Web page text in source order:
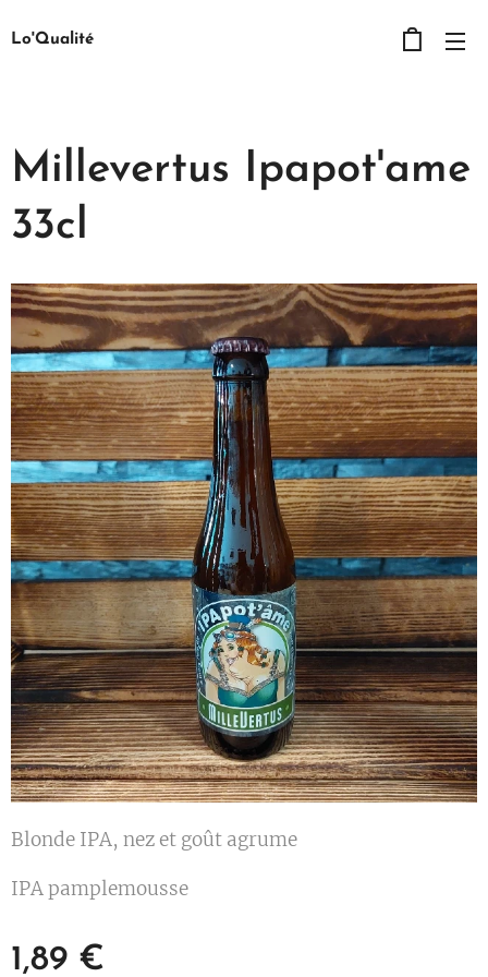
Lo'Qualité
Millevertus Ipapot'ame
33cl
Blonde IPA, nez et goût agrume
IPA pamplemousse
1,89 €